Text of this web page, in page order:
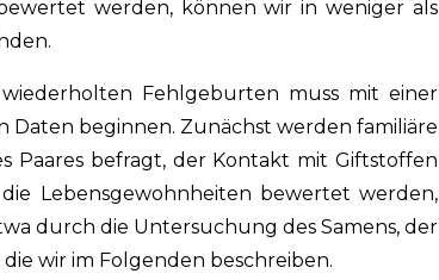
werden, können wir in weniger als
Fehlgeburten muss mit einer
beginnen. Zunächst werden familiäre
Paares befragt, der Kontakt mit Giftstoffen
Lebensgewohnheiten bewertet werden,
durch die Untersuchung des Samens, der
wir im Folgenden beschreiben.